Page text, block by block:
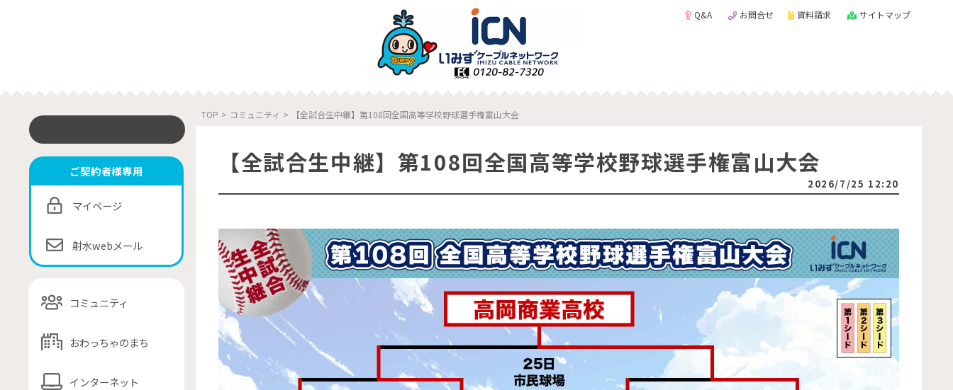
Q&A お問合せ 資料請求 サイトマップ
ご契約者様専用
マイページ
射水webメール
コミュニティ
おわっちゃのまち
インターネット
TOP > コミュニティ > 【全試合生中継】第108回全国高等学校野球選手権富山大会
【全試合生中継】第108回全国高等学校野球選手権富山大会
2026/7/25 12:20